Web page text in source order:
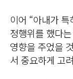
이어 “아내가
정행위를 했다
영향을 주었을
서 중요하게 고